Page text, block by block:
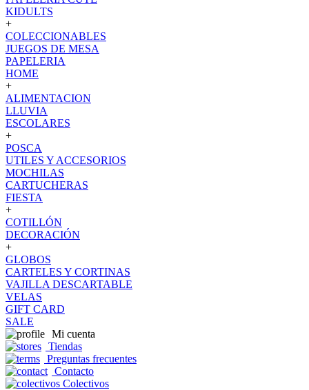
KIDULTS
+
COLECCIONABLES
JUEGOS DE MESA
PAPELERIA
HOME
+
ALIMENTACION
LLUVIA
ESCOLARES
+
POSCA
UTILES Y ACCESORIOS
MOCHILAS
CARTUCHERAS
FIESTA
+
COTILLÓN
DECORACIÓN
+
GLOBOS
CARTELES Y CORTINAS
VAJILLA DESCARTABLE
VELAS
GIFT CARD
SALE
Mi cuenta
Tiendas
Preguntas frecuentes
Contacto
Colectivos